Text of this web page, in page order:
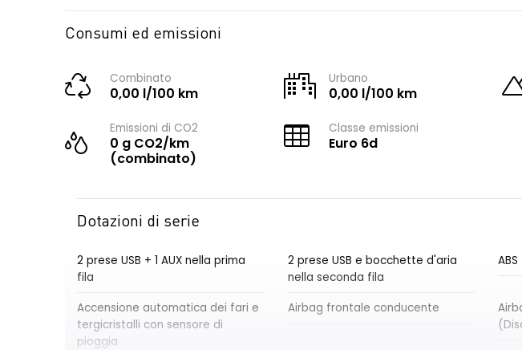
Consumi ed emissioni
Combinato
0,00 l/100 km
Urbano
0,00 l/100 km
Emissioni di CO2
0 g CO2/km
(combinato)
Classe emissioni
Euro 6d
Dotazioni di serie
2 prese USB + 1 AUX nella prima
fila
2 prese USB e bocchette d'aria
nella seconda fila
ABS
Accensione automatica dei fari e
tergicristalli con sensore di
pioggia
Airbag frontale conducente